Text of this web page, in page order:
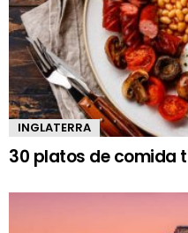
INGLATERRA
30 platos de comida